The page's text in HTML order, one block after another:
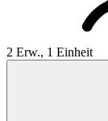
2 Erw., 1 Einheit